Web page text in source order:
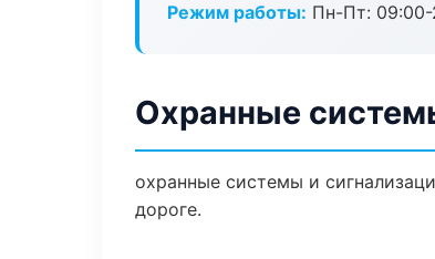
Режим работы: Пн-Пт: 09:00-
Охранные
охранные системы и
дороге.